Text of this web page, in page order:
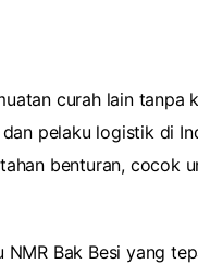
curah lain tanpa
pelaku logistik di
benturan, cocok
Bak Besi yang